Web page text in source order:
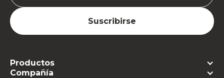
Productos
Compañía